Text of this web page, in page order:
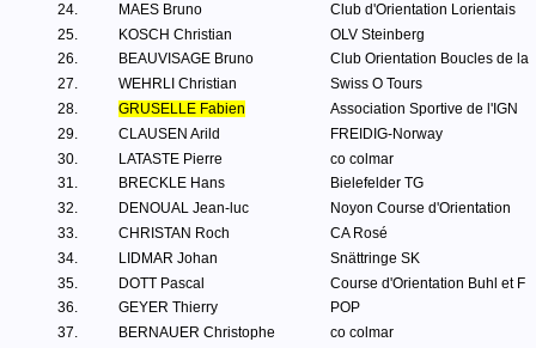
24.
MAES Bruno
Club d'Orientation Lorientais
25.
KOSCH Christian
OLV Steinberg
26.
BEAUVISAGE Bruno
Club Orientation Boucles de la
27.
WEHRLI Christian
Swiss O Tours
28.
GRUSELLE Fabien
Association Sportive de l'IGN
29.
CLAUSEN Arild
FREIDIG-Norway
30.
LATASTE Pierre
co colmar
31.
BRECKLE Hans
Bielefelder TG
32.
DENOUAL Jean-luc
Noyon Course d'Orientation
33.
CHRISTAN Roch
CA Rosé
34.
LIDMAR Johan
Snättringe SK
35.
DOTT Pascal
Course d'Orientation Buhl et F
36.
GEYER Thierry
POP
37.
BERNAUER Christophe
co colmar